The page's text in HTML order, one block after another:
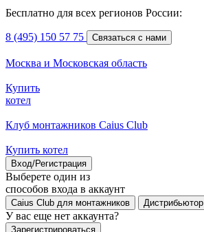
Бесплатно для всех регионов России:
8 (495) 150 57 75 Связаться с нами
Москва и Московская область
Купить
котел
Клуб монтажников Caius Club
Купить котел
Вход/Регистрация
Выберете один из
способов входа в аккаунт
Caius Club для монтажников Дистрибьютор
У вас еще нет аккаунта?
Зарегистрироваться